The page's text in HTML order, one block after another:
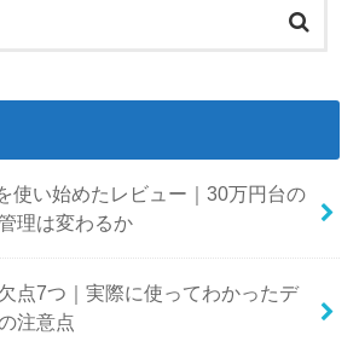
使い始めたレビュー｜30万円台の
理は変わるか
点7つ｜実際に使ってわかったデ
注意点